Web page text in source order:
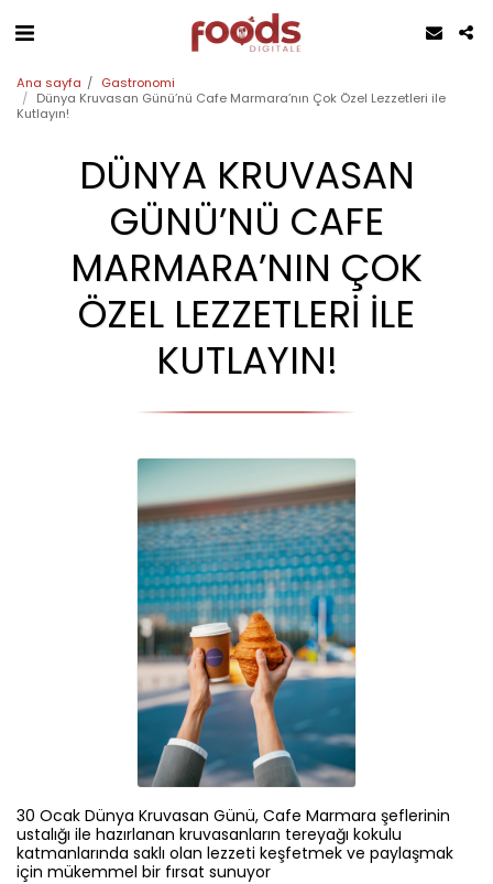
Ana sayfa
Gastronomi
Dünya Kruvasan Günü’nü Cafe Marmara’nın Çok Özel Lezzetleri ile
Kutlayın!
DÜNYA KRUVASAN
GÜNÜ’NÜ CAFE
MARMARA’NIN ÇOK
ÖZEL LEZZETLERI ILE
KUTLAYIN!
30 Ocak Dünya Kruvasan Günü, Cafe Marmara şeflerinin
ustalığı ile hazırlanan kruvasanların tereyağı kokulu
katmanlarında saklı olan lezzeti keşfetmek ve paylaşmak
için mükemmel bir fırsat sunuyor